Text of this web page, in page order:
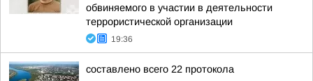
обвиняемого в участии в деятельности
террористической организации
19:36
составлено всего 22 протокола